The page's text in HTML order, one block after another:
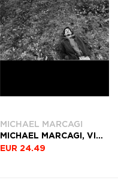
MICHAEL MARCAGI
MICHAEL MARCAGI, VINYL MIDWEST KID
EUR 24.49